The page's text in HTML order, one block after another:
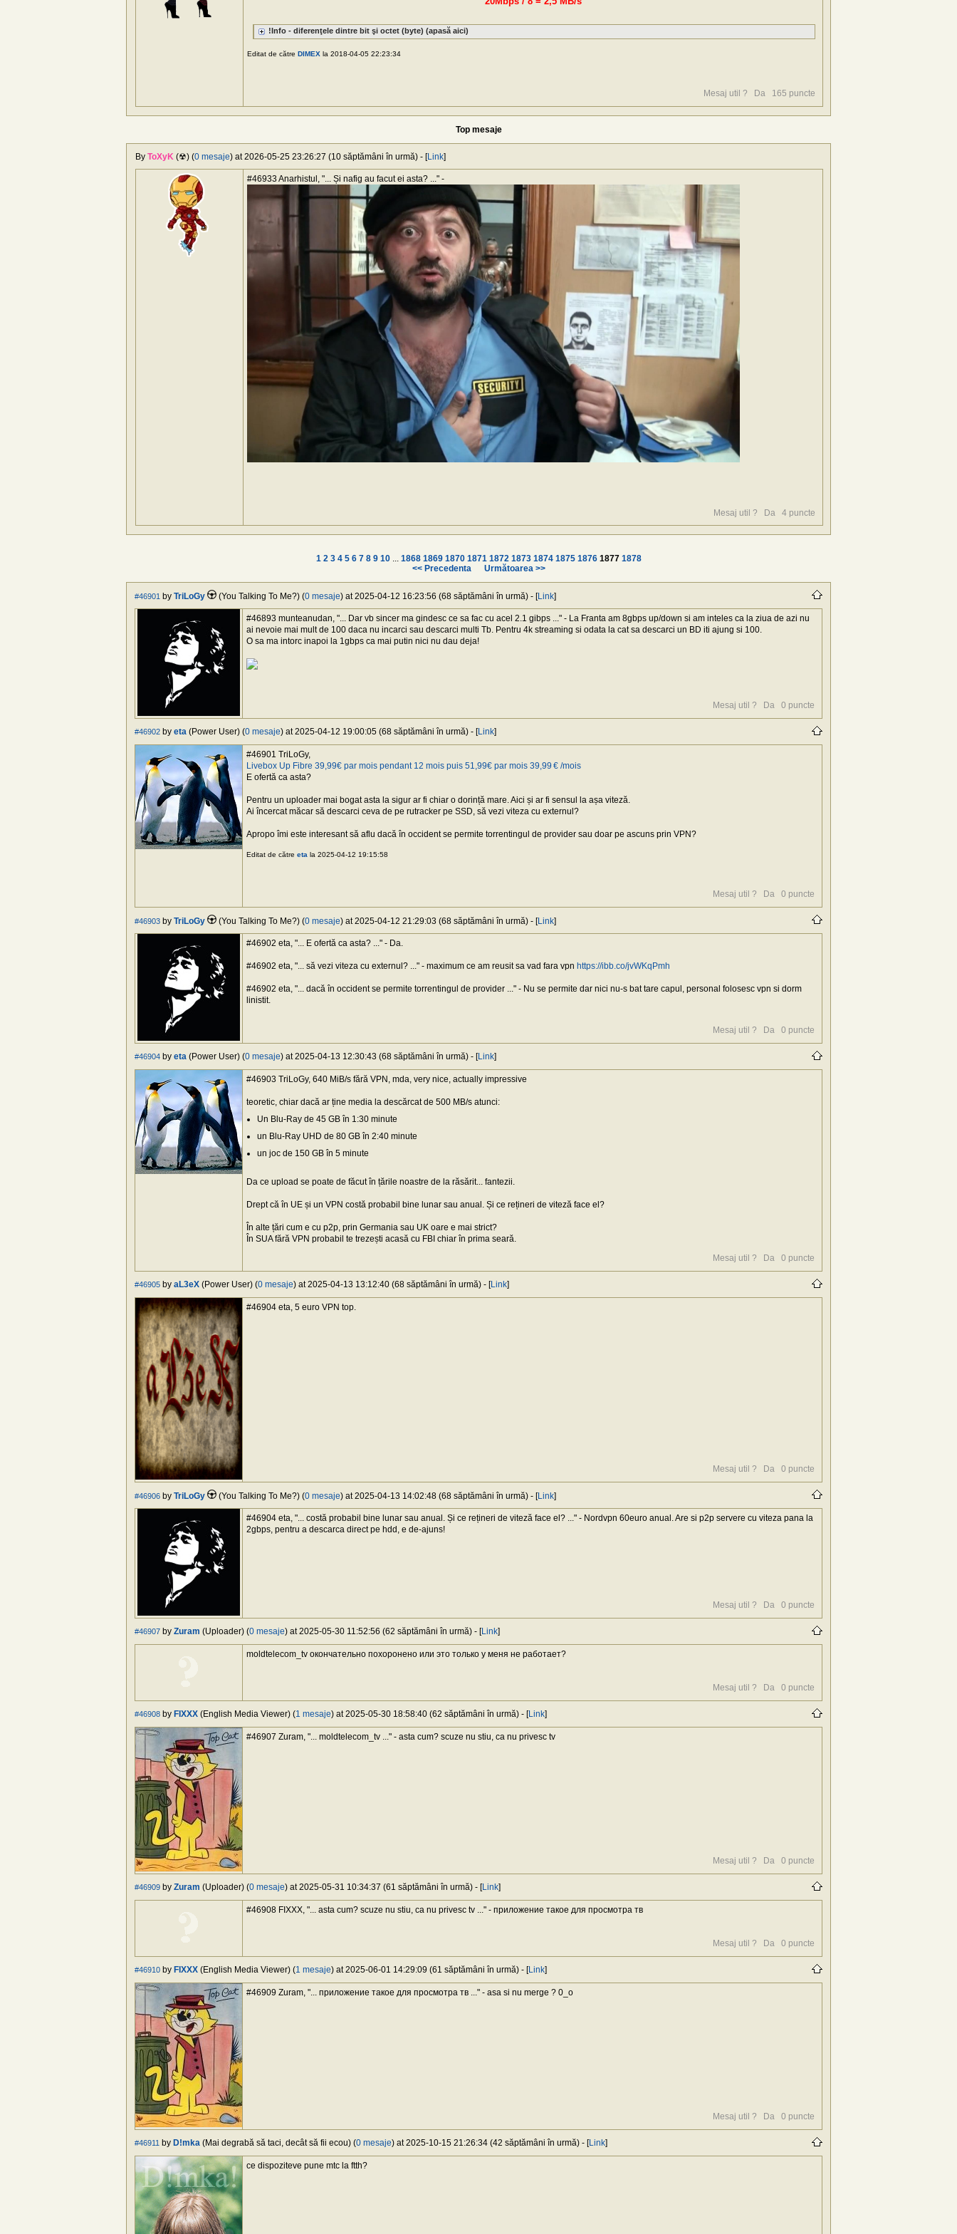
!Info - diferenţele dintre bit şi octet (byte) (apasă aici)
Editat de către DIMEX la 2018-04-05 22:23:34
Mesaj util ? Da 165 puncte
Top mesaje
By ToXyK (☢) (0 mesaje) at 2026-05-25 23:26:27 (10 săptămâni în urmă) - [Link]
#46933 Anarhistul, "... Și nafig au facut ei asta? ..." -
Mesaj util ? Da 4 puncte
1 2 3 4 5 6 7 8 9 10... 1868 1869 1870 1871 1872 1873 1874 1875 1876 1877 1878
<< Precedenta
Următoarea >>
#46901 by TriLoGy (You Talking To Me?) (0 mesaje) at 2025-04-12 16:23:56 (68 săptămâni în urmă) - [Link]
#46893 munteanudan, "... Dar vb sincer ma gindesc ce sa fac cu acel 2.1 gibps ..." - La Franta am 8gbps up/down si am inteles ca la ziua de azi nu
ai nevoie mai mult de 100 daca nu incarci sau descarci multi Tb. Pentru 4k streaming si odata la cat sa descarci un BD iti ajung si 100.
O sa ma intorc inapoi la 1gbps ca mai putin nici nu dau deja!
Mesaj util ? Da 0 puncte
#46902 by eta (Power User) (0 mesaje) at 2025-04-12 19:00:05 (68 săptămâni în urmă) - [Link]
#46901 TriLoGy,
Livebox Up Fibre 39,99€ par mois pendant 12 mois puis 51,99€ par mois 39,99 € /mois
E ofertă ca asta?
Pentru un uploader mai bogat asta la sigur ar fi chiar o dorință mare. Aici și ar fi sensul la așa viteză.
Ai încercat măcar să descarci ceva de pe rutracker pe SSD, să vezi viteza cu externul?
Apropo îmi este interesant să aflu dacă în occident se permite torrentingul de provider sau doar pe ascuns prin VPN?
Editat de către eta la 2025-04-12 19:15:58
Mesaj util ? Da 0 puncte
#46903 by TriLoGy (You Talking To Me?) (0 mesaje) at 2025-04-12 21:29:03 (68 săptămâni în urmă) - [Link]
#46902 eta, "... E ofertă ca asta? ..." - Da.
#46902 eta, "... să vezi viteza cu externul? ..." - maximum ce am reusit sa vad fara vpn https://ibb.co/jvWKqPmh
#46902 eta, "... dacă în occident se permite torrentingul de provider ..." - Nu se permite dar nici nu-s bat tare capul, personal folosesc vpn si dorm
linistit.
Mesaj util ? Da 0 puncte
#46904 by eta (Power User) (0 mesaje) at 2025-04-13 12:30:43 (68 săptămâni în urmă) - [Link]
#46903 TriLoGy, 640 MiB/s fără VPN, mda, very nice, actually impressive
teoretic, chiar dacă ar ține media la descărcat de 500 MB/s atunci:
Un Blu-Ray de 45 GB în 1:30 minute
un Blu-Ray UHD de 80 GB în 2:40 minute
un joc de 150 GB în 5 minute
Da ce upload se poate de făcut în țările noastre de la răsărit... fantezii.
Drept că în UE și un VPN costă probabil bine lunar sau anual. Și ce rețineri de viteză face el?
În alte țări cum e cu p2p, prin Germania sau UK oare e mai strict?
În SUA fără VPN probabil te trezești acasă cu FBI chiar în prima seară.
Mesaj util ?
Da 0 puncte
#46905 by aL3eX (Power User) (0 mesaje) at 2025-04-13 13:12:40 (68 săptămâni în urmă) - [Link]
#46904 eta, 5 euro VPN top.
Mesaj util ? Da 0 puncte
#46906 by TriLoGy (You Talking To Me?) (0 mesaje) at 2025-04-13 14:02:48 (68 săptămâni în urmă) - [Link]
#46904 eta, "... costă probabil bine lunar sau anual. Și ce rețineri de viteză face el? ..." - Nordvpn 60euro anual. Are si p2p servere cu viteza pana la
2gbps, pentru a descarca direct pe hdd, e de-ajuns!
Mesaj util ? Da 0 puncte
#46907 by Zuram (Uploader) (0 mesaje) at 2025-05-30 11:52:56 (62 săptămâni în urmă) - [Link]
moldtelecom_tv окончательно похоронено или это только у меня не работает?
Mesaj util ? Da 0 puncte
#46908 by FIXXX (English Media Viewer) (1 mesaje) at 2025-05-30 18:58:40 (62 săptămâni în urmă) - [Link]
#46907 Zuram, "... moldtelecom_tv ..." - asta cum? scuze nu stiu, ca nu privesc tv
Mesaj util ? Da 0 puncte
#46909 by Zuram (Uploader) (0 mesaje) at 2025-05-31 10:34:37 (61 săptămâni în urmă) - [Link]
#46908 FIXXX, "... asta cum? scuze nu stiu, ca nu privesc tv ..." - приложение такое для просмотра тв
Mesaj util ? Da 0 puncte
#46910 by FIXXX (English Media Viewer) (1 mesaje) at 2025-06-01 14:29:09 (61 săptămâni în urmă) - [Link]
#46909 Zuram, "... приложение такое для просмотра тв ..." - asa si nu merge ? 0_o
Mesaj util ? Da 0 puncte
#46911 by D!mka (Mai degrabă să taci, decât să fii ecou) (0 mesaje) at 2025-10-15 21:26:34 (42 săptămâni în urmă) - [Link]
ce dispoziteve pune mtc la ftth?